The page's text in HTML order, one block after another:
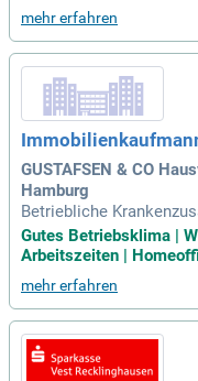
mehr erfahren
GUSTAFSEN & CO
Hamburg
Betriebliche
g mit Privatstation bei
nahme diverser
Gutes Betriebsklima |
Arbeitszeiten |
mehr erfahren